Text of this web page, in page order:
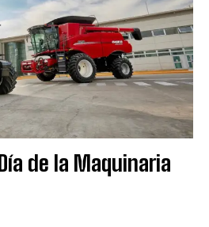
de la Maquinaria